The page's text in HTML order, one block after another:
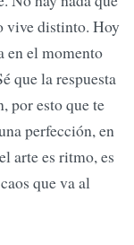
vive distinto. Hoy
en el momento
que la respuesta
por esto que te
perfección, en
arte es ritmo, es
que va al